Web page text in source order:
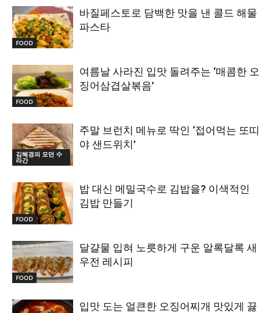
FOOD
바질페스토로 담백한 맛을 낸 콜드 해물
파스타
FOOD
여름날 사라진 입맛 돌려주는 ‘매콤한 오
징어삼겹살볶음’
김혜경의 모던 수
라간
주말 브런치 메뉴로 딱인 ‘접어먹는 또띠
야 샌드위치’
FOOD
밥 대신 메밀국수로 김밥을? 이색적인
김밥 만들기
FOOD
달걀물 입혀 노릇하게 구운 알록달록 새
우전 레시피
입맛 도는 얼큰한 오징어찌개 맛있게 끓